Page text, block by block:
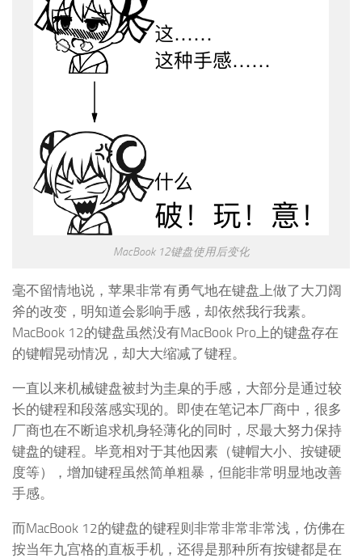
MacBook 12键盘使用后变化
毫不留情地说，苹果非常有勇气地在键盘上做了大刀阔
斧的改变，明知道会影响手感，却依然我行我素。
MacBook 12的键盘虽然没有MacBook Pro上的键盘存在
的键帽晃动情况，却大大缩减了键程。
一直以来机械键盘被封为圭臬的手感，大部分是通过较
长的键程和段落感实现的。即使在笔记本厂商中，很多
厂商也在不断追求机身轻薄化的同时，尽最大努力保持
键盘的键程。毕竟相对于其他因素（键帽大小、按键硬
度等），增加键程虽然简单粗暴，但能非常明显地改善
手感。
而MacBook 12的键盘的键程则非常非常非常浅，仿佛在
按当年九宫格的直板手机，还得是那种所有按键都是在